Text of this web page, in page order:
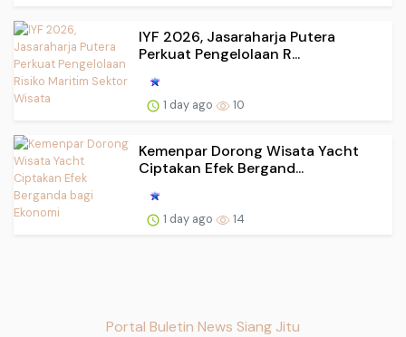
IYF 2026, Jasaraharja Putera
Perkuat Pengelolaan R...
1 day ago 10
Kemenpar Dorong Wisata Yacht
Ciptakan Efek Bergand...
1 day ago 14
Portal Buletin News Siang Jitu